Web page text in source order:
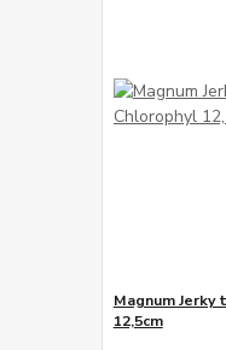
Magnum Jerky
12,5cm